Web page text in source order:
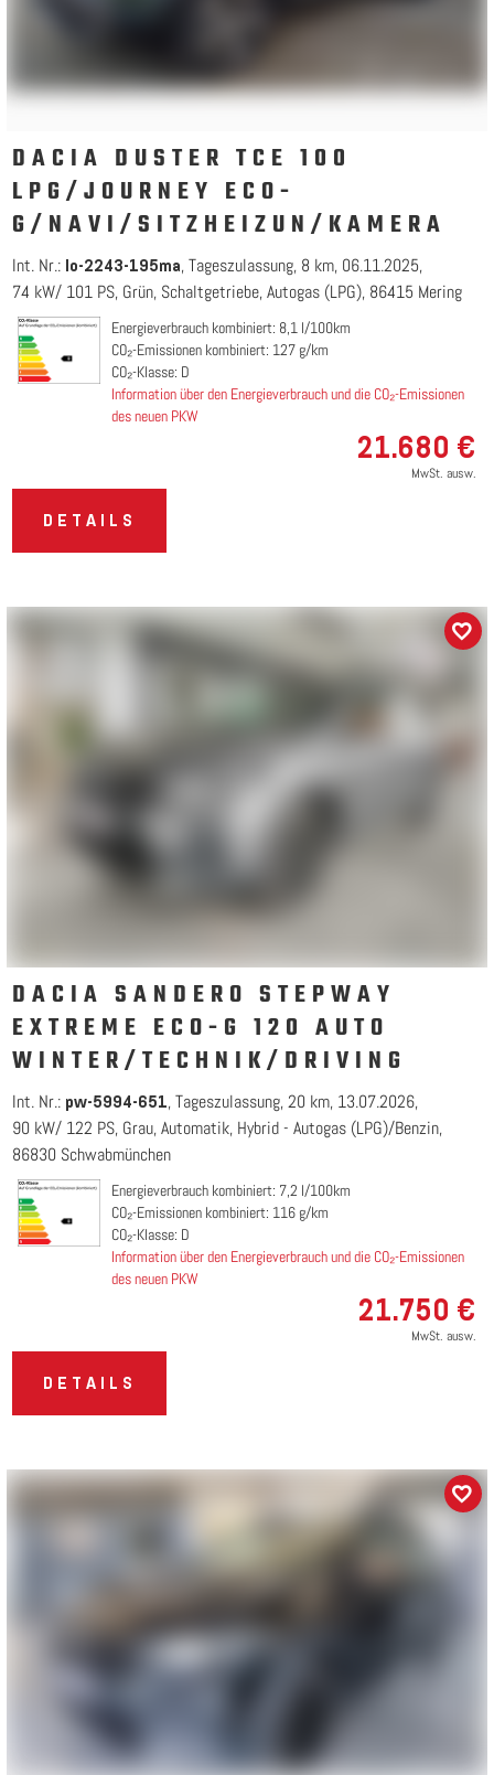
DACIA DUSTER TCE 100
LPG/JOURNEY ECO-
G/NAVI/SITZHEIZUN/KAMERA
Int. Nr.: lo-2243-195ma Tageszulassung 8 km 06.11.2025
74 kW/ 101 PS Grün Schaltgetriebe Autogas (LPG) 86415 Mering
Energieverbrauch kombiniert: 8,1 l/100km
CO₂-Emissionen kombiniert: 127 g/km
CO₂-Klasse: D
Information über den Energieverbrauch und die CO₂-Emissionen
des neuen PKW
21.680 €
MwSt. ausw.
DETAILS
DACIA SANDERO STEPWAY
EXTREME ECO-G 120 AUTO
WINTER/TECHNIK/DRIVING
Int. Nr.: pw-5994-651 Tageszulassung 20 km 13.07.2026
90 kW/ 122 PS Grau Automatik Hybrid - Autogas (LPG)/Benzin
86830 Schwabmünchen
Energieverbrauch kombiniert: 7,2 l/100km
CO₂-Emissionen kombiniert: 116 g/km
CO₂-Klasse: D
Information über den Energieverbrauch und die CO₂-Emissionen
des neuen PKW
21.750 €
MwSt. ausw.
DETAILS